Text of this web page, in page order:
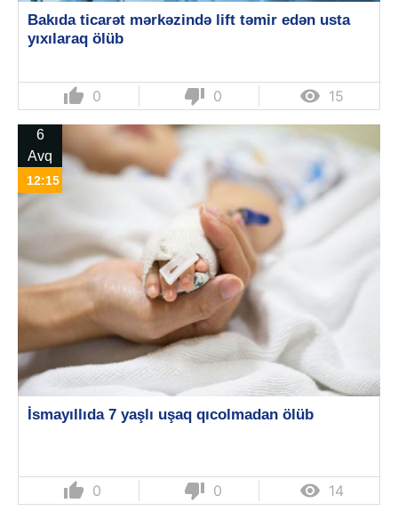
Bakıda ticarət mərkəzində lift təmir edən usta
yıxılaraq ölüb
thumb_up 0 thumb_down 0  15
6
Avq
12:15
İsmayıllıda 7 yaşlı uşaq qıcolmadan ölüb
thumb_up 0 thumb_down 0  14